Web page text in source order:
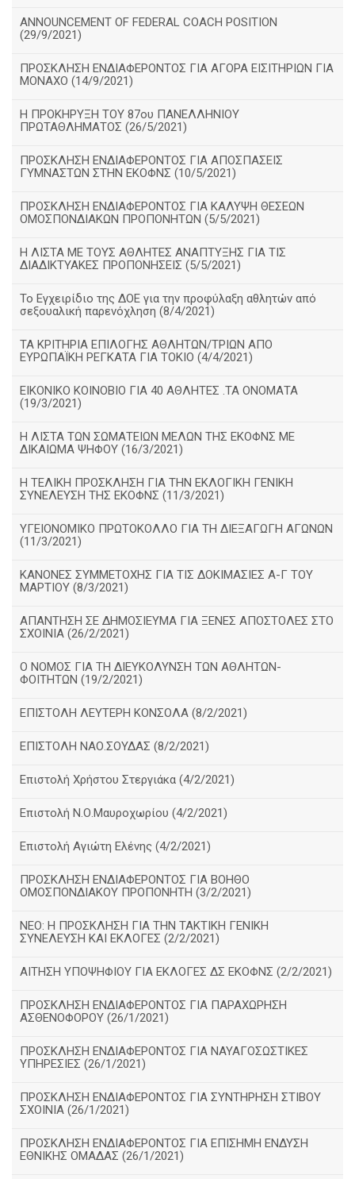
ANNOUNCEMENT OF FEDERAL COACH POSITION
(29/9/2021)
ΠΡΟΣΚΛΗΣΗ ΕΝΔΙΑΦΕΡΟΝΤΟΣ ΓΙΑ ΑΓΟΡΑ ΕΙΣΙΤΗΡΙΩΝ ΓΙΑ
ΜΟΝΑΧΟ (14/9/2021)
Η ΠΡΟΚΗΡΥΞΗ ΤΟΥ 87ου ΠΑΝΕΛΛΗΝΙΟΥ
ΠΡΩΤΑΘΛΗΜΑΤΟΣ (26/5/2021)
ΠΡΟΣΚΛΗΣΗ ΕΝΔΙΑΦΕΡΟΝΤΟΣ ΓΙΑ ΑΠΟΣΠΑΣΕΙΣ
ΓΥΜΝΑΣΤΩΝ ΣΤΗΝ ΕΚΟΦΝΣ (10/5/2021)
ΠΡΟΣΚΛΗΣΗ ΕΝΔΙΑΦΕΡΟΝΤΟΣ ΓΙΑ ΚΑΛΥΨΗ ΘΕΣΕΩΝ
ΟΜΟΣΠΟΝΔΙΑΚΩΝ ΠΡΟΠΟΝΗΤΩΝ (5/5/2021)
H ΛΙΣΤΑ ΜΕ ΤΟΥΣ ΑΘΛΗΤΕΣ ΑΝΑΠΤΥΞΗΣ ΓΙΑ ΤΙΣ
ΔΙΑΔΙΚΤΥΑΚΕΣ ΠΡΟΠΟΝΗΣΕΙΣ (5/5/2021)
Το Εγχειρίδιο της ΔΟΕ για την προφύλαξη αθλητών από
σεξουαλική παρενόχληση (8/4/2021)
ΤΑ ΚΡΙΤΗΡΙΑ ΕΠΙΛΟΓΗΣ ΑΘΛΗΤΩΝ/ΤΡΙΩΝ ΑΠΟ
ΕΥΡΩΠΑΪΚΗ ΡΕΓΚΑΤΑ ΓΙΑ ΤΟΚΙΟ (4/4/2021)
ΕΙΚΟΝΙΚΟ ΚΟΙΝΟΒΙΟ ΓΙΑ 40 ΑΘΛΗΤΕΣ .ΤΑ ΟΝΟΜΑΤΑ
(19/3/2021)
Η ΛΙΣΤΑ ΤΩΝ ΣΩΜΑΤΕΙΩΝ ΜΕΛΩΝ ΤΗΣ ΕΚΟΦΝΣ ΜΕ
ΔΙΚΑΙΩΜΑ ΨΗΦΟΥ (16/3/2021)
Η ΤΕΛΙΚΗ ΠΡΟΣΚΛΗΣΗ ΓΙΑ ΤΗΝ ΕΚΛΟΓΙΚΗ ΓΕΝΙΚΗ
ΣΥΝΕΛΕΥΣΗ ΤΗΣ ΕΚΟΦΝΣ (11/3/2021)
ΥΓΕΙΟΝΟΜΙΚΟ ΠΡΩΤΟΚΟΛΛΟ ΓΙΑ ΤΗ ΔΙΕΞΑΓΩΓΗ ΑΓΩΝΩΝ
(11/3/2021)
ΚΑΝΟΝΕΣ ΣΥΜΜΕΤΟΧΗΣ ΓΙΑ ΤΙΣ ΔΟΚΙΜΑΣΙΕΣ Α-Γ ΤΟΥ
ΜΑΡΤΙΟΥ (8/3/2021)
ΑΠΑΝΤΗΣΗ ΣΕ ΔΗΜΟΣΙΕΥΜΑ ΓΙΑ ΞΕΝΕΣ ΑΠΟΣΤΟΛΕΣ ΣΤΟ
ΣΧΟΙΝΙΑ (26/2/2021)
Ο ΝΟΜΟΣ ΓΙΑ ΤΗ ΔΙΕΥΚΟΛΥΝΣΗ ΤΩΝ ΑΘΛΗΤΩΝ-
ΦΟΙΤΗΤΩΝ (19/2/2021)
ΕΠΙΣΤΟΛΗ ΛΕΥΤΕΡΗ ΚΟΝΣΟΛΑ (8/2/2021)
ΕΠΙΣΤΟΛΗ ΝΑΟ.ΣΟΥΔΑΣ (8/2/2021)
Επιστολή Χρήστου Στεργιάκα (4/2/2021)
Επιστολή Ν.Ο.Μαυροχωρίου (4/2/2021)
Επιστολή Αγιώτη Ελένης (4/2/2021)
ΠΡΟΣΚΛΗΣΗ ΕΝΔΙΑΦΕΡΟΝΤΟΣ ΓΙΑ ΒΟΗΘΟ
ΟΜΟΣΠΟΝΔΙΑΚΟΥ ΠΡΟΠΟΝΗΤΗ (3/2/2021)
ΝΕΟ: Η ΠΡΟΣΚΛΗΣΗ ΓΙΑ ΤΗΝ ΤΑΚΤΙΚΗ ΓΕΝΙΚΗ
ΣΥΝΕΛΕΥΣΗ ΚΑΙ ΕΚΛΟΓΕΣ (2/2/2021)
ΑΙΤΗΣΗ ΥΠΟΨΗΦΙΟΥ ΓΙΑ ΕΚΛΟΓΕΣ ΔΣ ΕΚΟΦΝΣ (2/2/2021)
ΠΡΟΣΚΛΗΣΗ ΕΝΔΙΑΦΕΡΟΝΤΟΣ ΓΙΑ ΠΑΡΑΧΩΡΗΣΗ
ΑΣΘΕΝΟΦΟΡΟΥ (26/1/2021)
ΠΡΟΣΚΛΗΣΗ ΕΝΔΙΑΦΕΡΟΝΤΟΣ ΓΙΑ ΝΑΥΑΓΟΣΩΣΤΙΚΕΣ
ΥΠΗΡΕΣΙΕΣ (26/1/2021)
ΠΡΟΣΚΛΗΣΗ ΕΝΔΙΑΦΕΡΟΝΤΟΣ ΓΙΑ ΣΥΝΤΗΡΗΣΗ ΣΤΙΒΟΥ
ΣΧΟΙΝΙΑ (26/1/2021)
ΠΡΟΣΚΛΗΣΗ ΕΝΔΙΑΦΕΡΟΝΤΟΣ ΓΙΑ ΕΠΙΣΗΜΗ ΕΝΔΥΣΗ
ΕΘΝΙΚΗΣ ΟΜΑΔΑΣ (26/1/2021)